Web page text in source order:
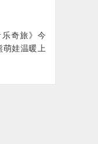
乐奇旅》今
萌娃温暖上
力作